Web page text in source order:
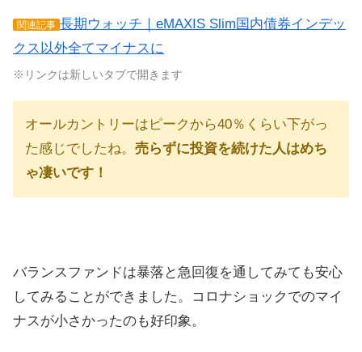
関連記事 長期ウォッチ｜eMAXIS Slim国内債券インデッ
クス以外全てマイナスに
※リンクは新しいタブで開きます
オールカントリーはピークから40％くらい下がっ
た感じでしたね。 売らずに投資を続けた人はめち
ゃ凄いです！
バランスファンドは暴落と急回復を通してみても安心
してみることができました。コロナショックでのマイ
ナスが小さかったのも好印象。